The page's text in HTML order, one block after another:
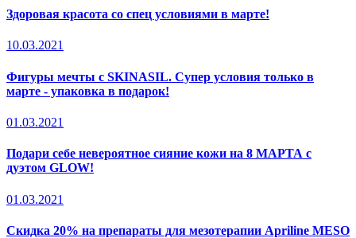
Здоровая красота со спец условиями в марте!
10.03.2021
Фигуры мечты с SKINASIL. Супер условия только в
марте - упаковка в подарок!
01.03.2021
Подари себе невероятное сияние кожи на 8 МАРТА с
дуэтом GLOW!
01.03.2021
Скидка 20% на препараты для мезотерапии Apriline MESO